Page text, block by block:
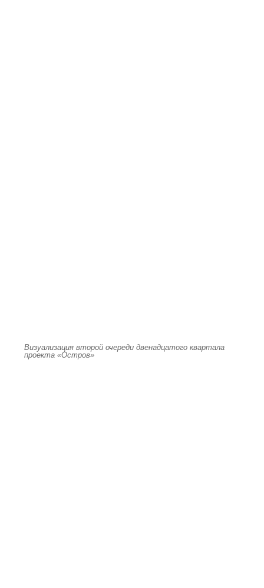
Визуализация второй очереди двенадцатого квартала
проекта «Остров»